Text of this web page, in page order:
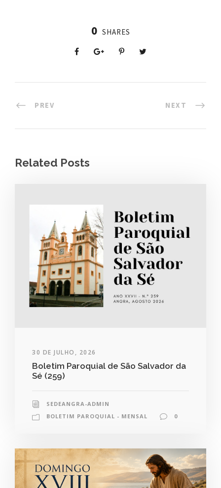
0 SHARES
PREV NEXT
Related Posts
30 DE JULHO, 2026
Boletim Paroquial de São Salvador da
Sé (259)
SEDEANGRA-ADMIN
BOLETIM PAROQUIAL - MENSAL
0